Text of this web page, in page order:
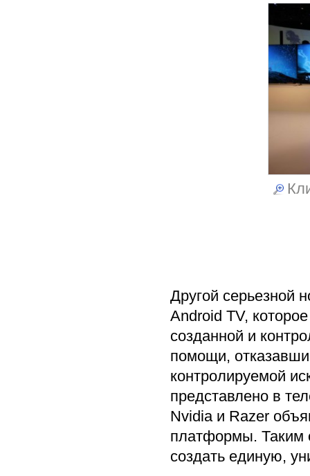
Другой серьезной
Android TV,
созданной и
помощи,
контролируемой
представлено в
Nvidia и Razer
платформы. Таким
создать единую,